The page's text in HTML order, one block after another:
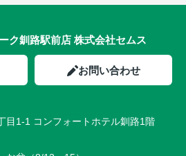
ク釧路駅前店 株式会社セムス
お問い合わせ
目1-1 コンフォートホテル釧路1階